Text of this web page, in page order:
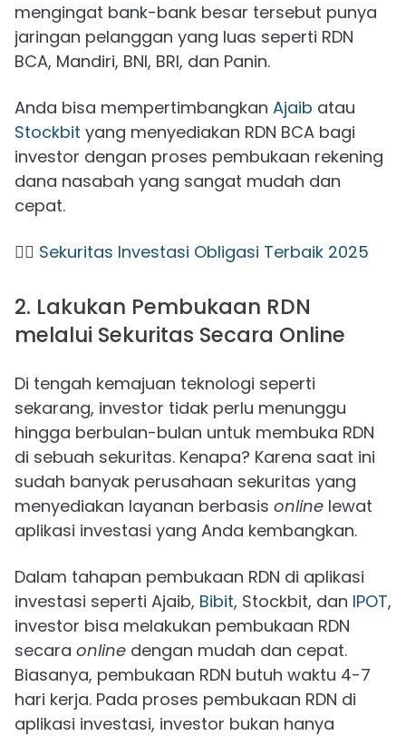
mengingat bank-bank besar tersebut punya
jaringan pelanggan yang luas seperti RDN
BCA, Mandiri, BNI, BRI, dan Panin.
Anda bisa mempertimbangkan Ajaib atau
Stockbit yang menyediakan RDN BCA bagi
investor dengan proses pembukaan rekening
dana nasabah yang sangat mudah dan
cepat.
👉🏻 Sekuritas Investasi Obligasi Terbaik 2025
2. Lakukan Pembukaan RDN
melalui Sekuritas Secara Online
Di tengah kemajuan teknologi seperti
sekarang, investor tidak perlu menunggu
hingga berbulan-bulan untuk membuka RDN
di sebuah sekuritas. Kenapa? Karena saat ini
sudah banyak perusahaan sekuritas yang
menyediakan layanan berbasis online lewat
aplikasi investasi yang Anda kembangkan.
Dalam tahapan pembukaan RDN di aplikasi
investasi seperti Ajaib, Bibit, Stockbit, dan IPOT,
investor bisa melakukan pembukaan RDN
secara online dengan mudah dan cepat.
Biasanya, pembukaan RDN butuh waktu 4-7
hari kerja. Pada proses pembukaan RDN di
aplikasi investasi, investor bukan hanya